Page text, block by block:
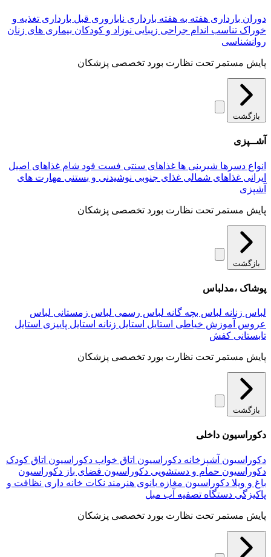
دوران بارداری هفته به هفته بارداری ناباروری قبل بارداری تغذیه و
خوراک تناسب اندام جراحی زیبایی نوزاد و کودکان بیماری های زنان
روانشناسی
پایش مستمر تحت نظارت بورد تخصصی پزشکان
بازگشت
آشــپزی
انواع دسرها شیرینی ها غذاهای سنتی فست فود شام غذاهای اصیل
ایرانی غذاهای شمالی غذای جنوبی نوشیدنی و بستنی مهارت های
آشپزی
پایش مستمر تحت نظارت بورد تخصصی پزشکان
بازگشت
پوشاک ،مدلباس
لباس زنانه لباس بچه گانه لباس رسمی لباس زمستانی لباس
عروس آموزش خیاطی استایل استایل زنانه استایل پاییزی استایل
تابستانی کفش
پایش مستمر تحت نظارت بورد تخصصی پزشکان
بازگشت
دکوراسیون داخلی
دکوراسیون آشپزخانه دکوراسیون اتاق خواب دکوراسیون اتاق کودک
دکوراسیون حمام و دستشویی دکوراسیون فضای باز دکوراسیون
باغ و ویلا دکوراسیون مغازه بانوی هنرمند نکات خانه داری نظافت و
پاکیزگی دستگاه تصفیه آب مبل
پایش مستمر تحت نظارت بورد تخصصی پزشکان